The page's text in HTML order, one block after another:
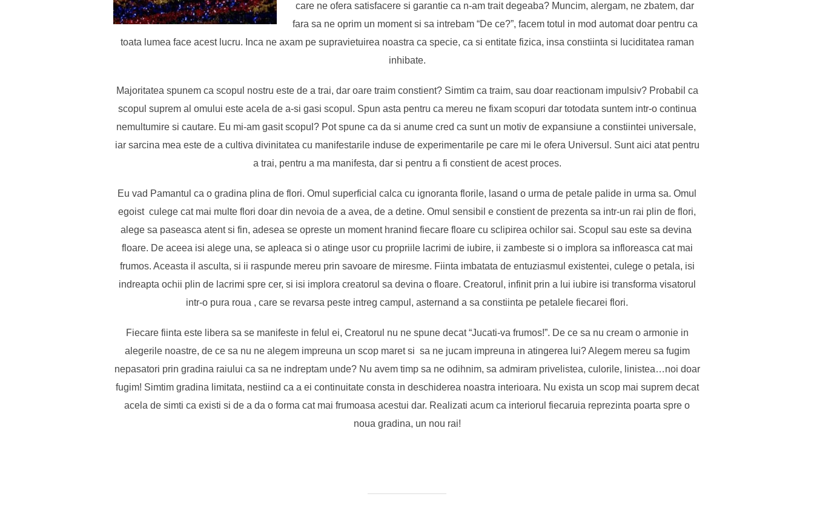
care ne ofera satisfacere si garantie ca n-am trait degeaba? Muncim, alergam, ne zbatem, dar
fara sa ne oprim un moment si sa intrebam “De ce?”, facem totul in mod automat doar pentru ca
toata lumea face acest lucru. Inca ne axam pe supravietuirea noastra ca specie, ca si entitate fizica, insa constiinta si luciditatea raman
inhibate.
Majoritatea spunem ca scopul nostru este de a trai, dar oare traim constient? Simtim ca traim, sau doar reactionam impulsiv? Probabil ca
scopul suprem al omului este acela de a-si gasi scopul. Spun asta pentru ca mereu ne fixam scopuri dar totodata suntem intr-o continua
nemultumire si cautare. Eu mi-am gasit scopul? Pot spune ca da si anume cred ca sunt un motiv de expansiune a constiintei universale,
iar sarcina mea este de a cultiva divinitatea cu manifestarile induse de experimentarile pe care mi le ofera Universul. Sunt aici atat pentru
a trai, pentru a ma manifesta, dar si pentru a fi constient de acest proces.
Eu vad Pamantul ca o gradina plina de flori. Omul superficial calca cu ignoranta florile, lasand o urma de petale palide in urma sa. Omul
egoist culege cat mai multe flori doar din nevoia de a avea, de a detine. Omul sensibil e constient de prezenta sa intr-un rai plin de flori,
alege sa paseasca atent si fin, adesea se opreste un moment hranind fiecare floare cu sclipirea ochilor sai. Scopul sau este sa devina
floare. De aceea isi alege una, se apleaca si o atinge usor cu propriile lacrimi de iubire, ii zambeste si o implora sa infloreasca cat mai
frumos. Aceasta il asculta, si ii raspunde mereu prin savoare de miresme. Fiinta imbatata de entuziasmul existentei, culege o petala, isi
indreapta ochii plin de lacrimi spre cer, si isi implora creatorul sa devina o floare. Creatorul, infinit prin a lui iubire isi transforma visatorul
intr-o pura roua , care se revarsa peste intreg campul, asternand a sa constiinta pe petalele fiecarei flori.
Fiecare fiinta este libera sa se manifeste in felul ei, Creatorul nu ne spune decat “Jucati-va frumos!”. De ce sa nu cream o armonie in
alegerile noastre, de ce sa nu ne alegem impreuna un scop maret si sa ne jucam impreuna in atingerea lui? Alegem mereu sa fugim
nepasatori prin gradina raiului ca sa ne indreptam unde? Nu avem timp sa ne odihnim, sa admiram privelistea, culorile, linistea…noi doar
fugim! Simtim gradina limitata, nestiind ca a ei continuitate consta in deschiderea noastra interioara. Nu exista un scop mai suprem decat
acela de simti ca existi si de a da o forma cat mai frumoasa acestui dar. Realizati acum ca interiorul fiecaruia reprezinta poarta spre o
noua gradina, un nou rai!